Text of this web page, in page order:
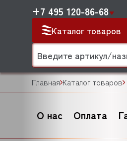
Каталог товаров
+7 495 120-86-68
Главная Каталог товаров
О нас Оплата